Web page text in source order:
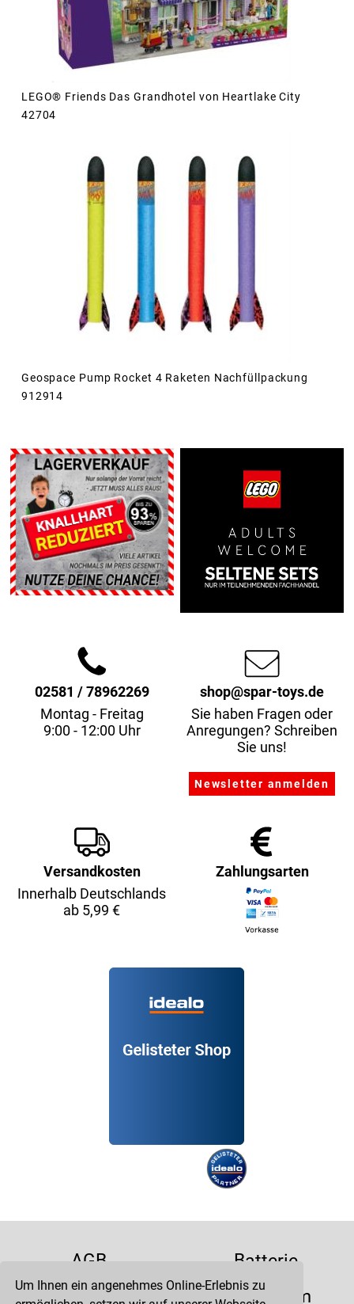
Um Ihnen ein angenehmes Online-Erlebnis zu
LEGO® Friends Das Grandhotel von Heartlake City
42704
Geospace Pump Rocket 4 Raketen Nachfüllpackung
912914
02581 / 78962269
Montag - Freitag
9:00 - 12:00 Uhr
shop@spar-toys.de
Sie haben Fragen oder
Anregungen? Schreiben
Sie uns!
Versandkosten
Innerhalb Deutschlands
ab 5,99 €
Zahlungsarten
AGB
Batterie
Datenschutz
Impressum